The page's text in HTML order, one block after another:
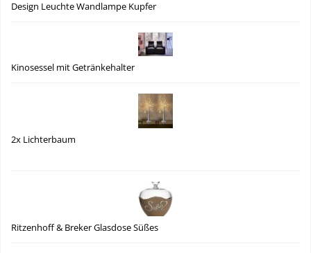
Design Leuchte Wandlampe Kupfer
Kinosessel mit Getränkehalter
2x Lichterbaum
Ritzenhoff & Breker Glasdose Süßes